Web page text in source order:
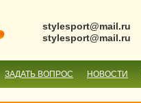
stylesport@mail.ru
stylesport@mail.ru
ЗАДАТЬ ВОПРОС НОВОСТИ